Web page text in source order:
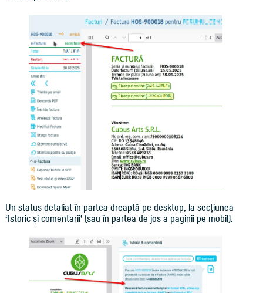
Un status detaliat în partea dreaptă pe desktop, la secțiunea
‘Istoric și comentarii’ (sau în partea de jos a paginii pe mobil).